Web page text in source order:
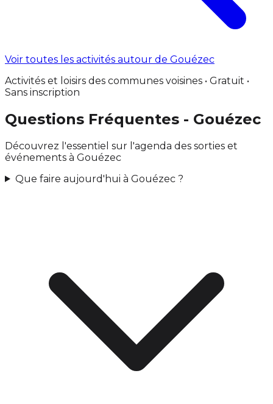
Voir toutes les activités autour de Gouézec
Activités et loisirs des communes voisines • Gratuit •
Sans inscription
Questions Fréquentes - Gouézec
Découvrez l'essentiel sur l'agenda des sorties et
événements à Gouézec
Que faire aujourd'hui à Gouézec ?